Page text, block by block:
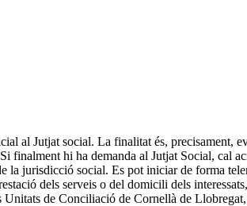
al Jutjat social. La finalitat és,
finalment hi ha demanda al Jutjat Social,
jurisdicció social. Es pot iniciar de forma
dels serveis o del domicili dels
de Conciliació de Cornellà de